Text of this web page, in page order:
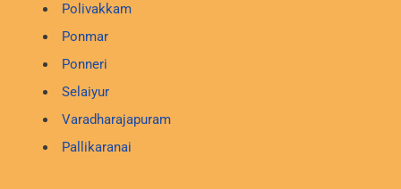
Polivakkam
Ponmar
Ponneri
Selaiyur
Varadharajapuram
Pallikaranai